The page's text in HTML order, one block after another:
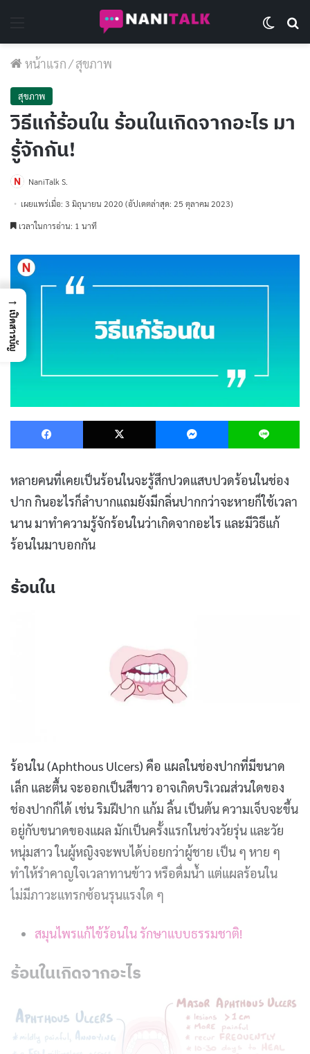
หน้าแรก/สุขภาพ
สุขภาพ
วิธีแก้ร้อนใน ร้อนในเกิดจากอะไร มา
รู้จักกัน!
NaniTalk S.
เผยแพร่เมื่อ: 3 มิถุนายน 2020 (อัปเดตล่าสุด: 25 ตุลาคม 2023)
เวลาในการอ่าน: 1 นาที
Facebook X Messenger
หลายคนที่เคยเป็นร้อนในจะรู้สึกปวดแสบปวดร้อนในช่อง
ปาก กินอะไรก็ลำบากแถมยังมีกลิ่นปากกว่าจะหายก็ใช้เวลา
นาน มาทำความรู้จักร้อนในว่าเกิดจากอะไร และมีวิธีแก้
ร้อนในมาบอกกัน
ร้อนใน
ร้อนใน (Aphthous Ulcers) คือ แผลในช่องปากที่มีขนาด
เล็ก และตื้น จะออกเป็นสีขาว อาจเกิดบริเวณส่วนใดของ
ช่องปากก็ได้ เช่น ริมฝีปาก แก้ม ลิ้น เป็นต้น ความเจ็บจะขึ้น
อยู่กับขนาดของแผล มักเป็นครั้งแรกในช่วงวัยรุ่น และวัย
หนุ่มสาว ในผู้หญิงจะพบได้บ่อยกว่าผู้ชาย เป็น ๆ หาย ๆ
ทำให้รำคาญใจเวลาทานข้าว หรือดื่มน้ำ แต่แผลร้อนใน
ไม่มีภาวะแทรกซ้อนรุนแรงใด ๆ
สมุนไพรแก้ไข้ร้อนใน รักษาแบบธรรมชาติ!
ร้อนในเกิดจากอะไร
→
เปิดสารบัญ